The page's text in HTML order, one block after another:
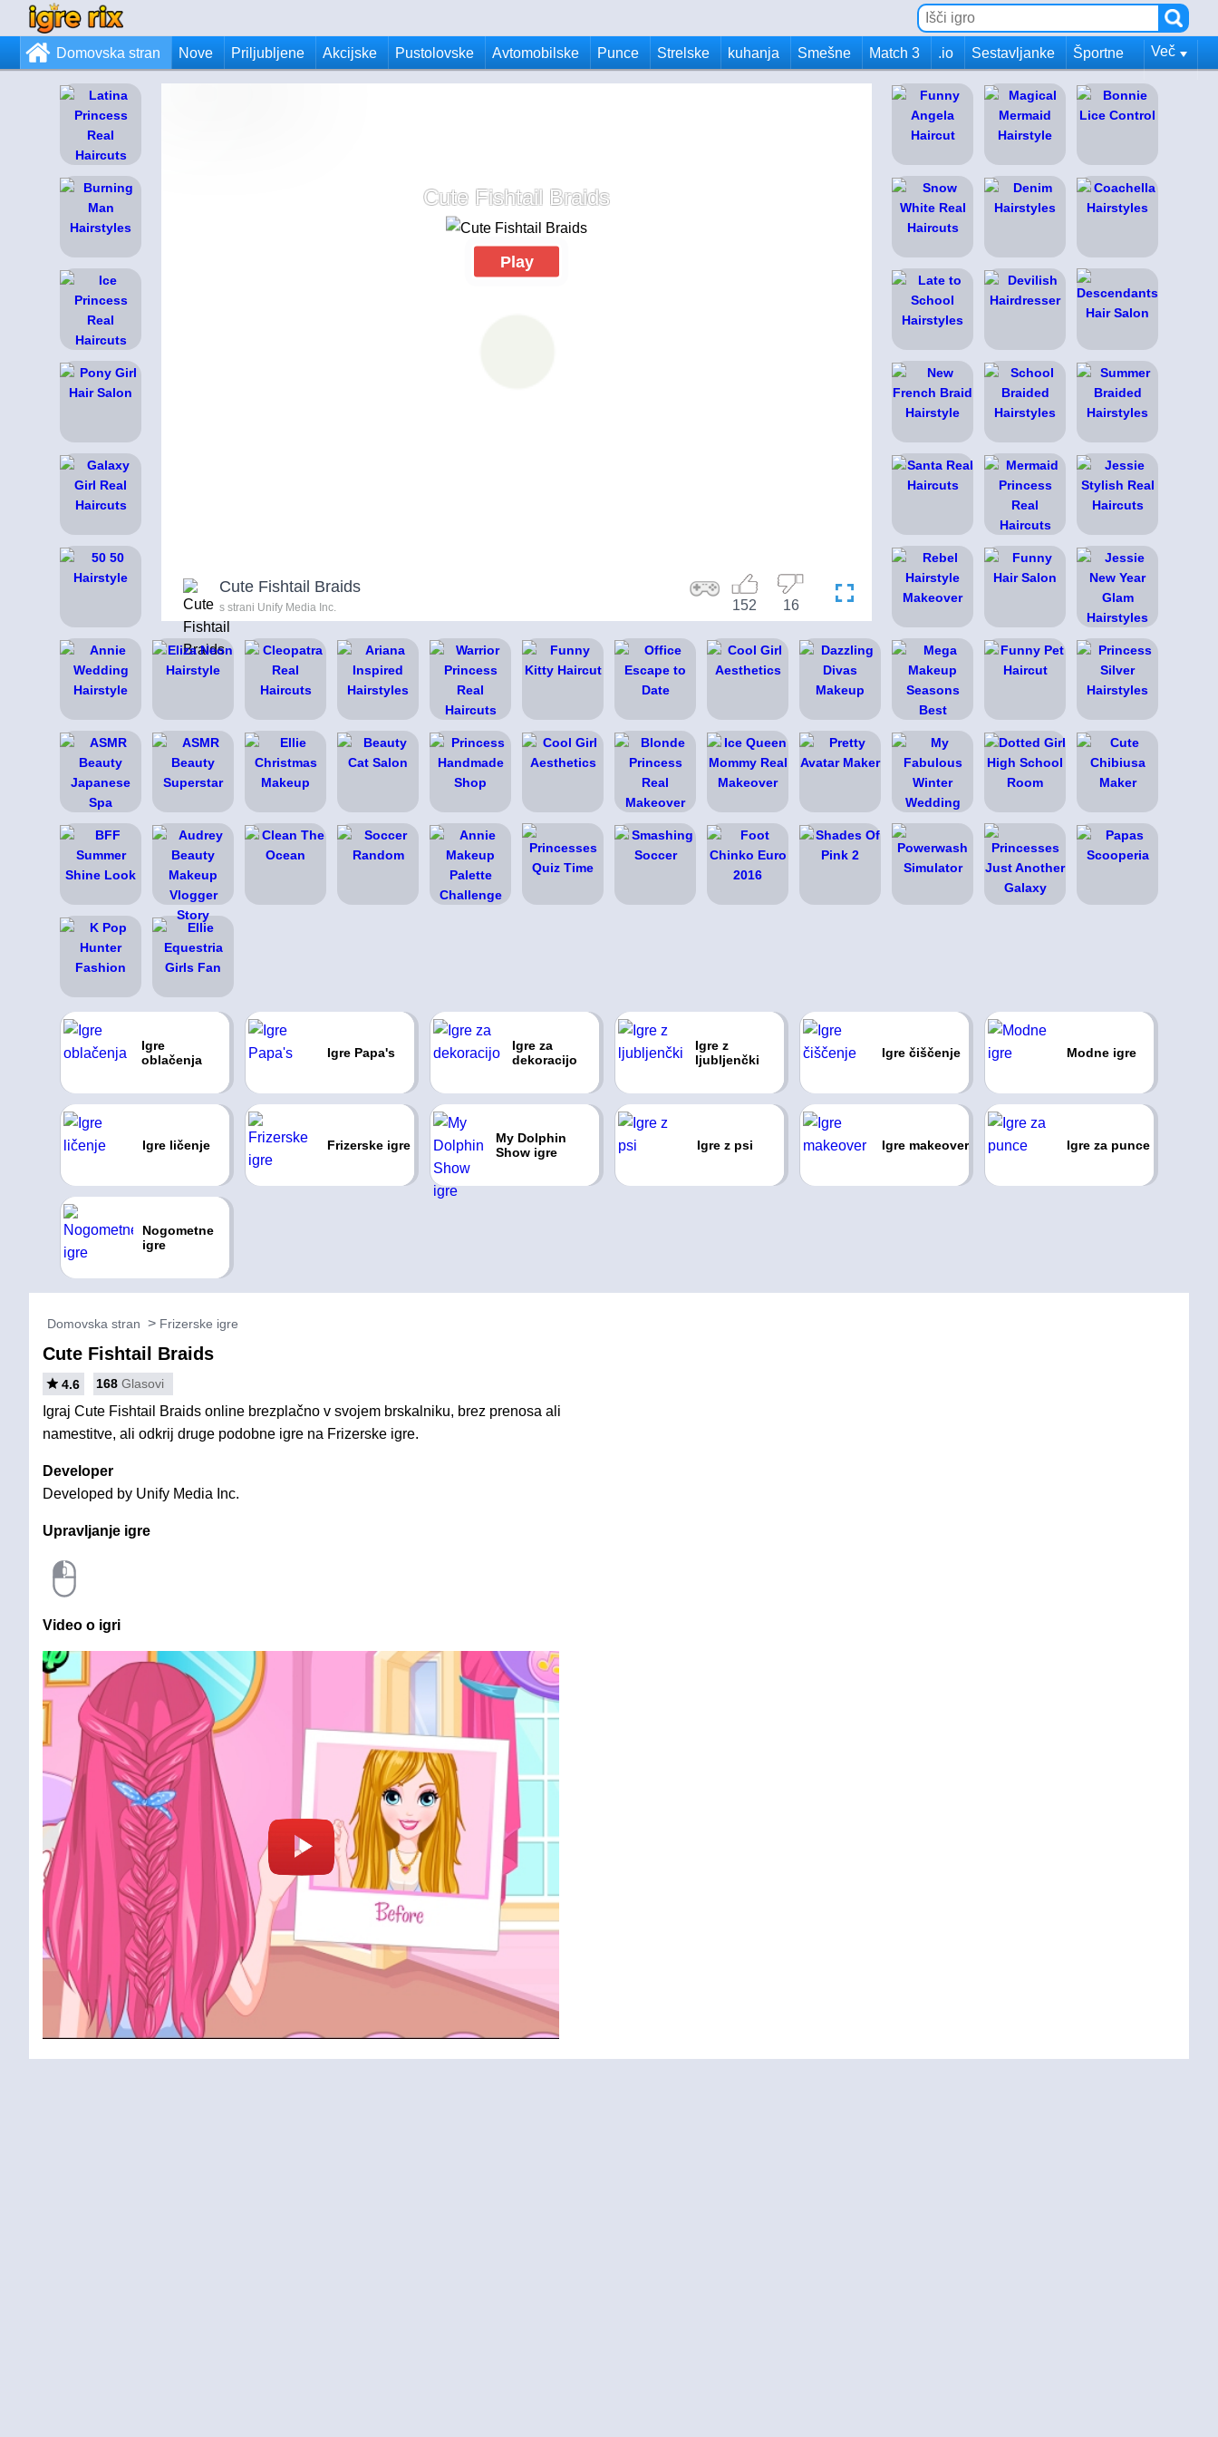
Domovska stran Nove Priljubljene Akcijske Pustolovske Avtomobilske Punce Strelske kuhanja Smešne Match 3 .io Sestavljanke Športne Več
Cute Fishtail Braids
Play
Cute Fishtail Braids
s strani Unify Media Inc. 16
152
Igre
oblačenja
Igre Papa's
Igre za
dekoracijo
Igre z
ljubljenčki
Igre čiščenje Modne igre
Igre ličenje Frizerske igre
My Dolphin
Show igre
Igre z psi Igre makeover Igre za punce
Nogometne
igre
Domovska stran Frizerske igre
Cute Fishtail Braids
4.6 168 Glasovi
Igraj Cute Fishtail Braids online brezplačno v svojem brskalniku, brez prenosa ali
namestitve, ali odkrij druge podobne igre na Frizerske igre.
Developer
Developed by Unify Media Inc.
Upravljanje igre
Video o igri